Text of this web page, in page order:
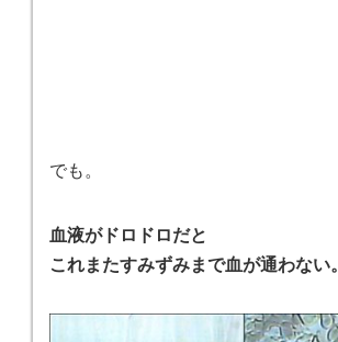
でも。
血液がドロドロだと
これまたすみずみまで血が通わない。